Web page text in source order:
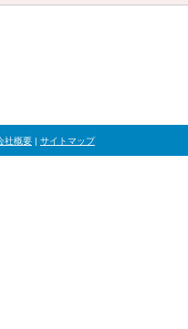
社概要 | サイトマップ